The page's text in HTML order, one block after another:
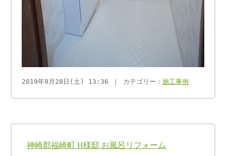
2019年9月28日(土) 13:36 ｜ カテゴリー：施工事例
神崎郡福崎町 H様邸 お風呂リフォーム